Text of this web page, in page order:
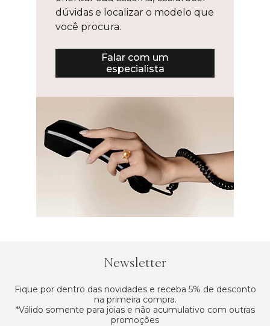
dúvidas e localizar o modelo que
você procura.
Falar com um
especialista
Newsletter
Fique por dentro das novidades e receba 5% de desconto
na primeira compra.
*Válido somente para joias e não acumulativo com outras
promoções